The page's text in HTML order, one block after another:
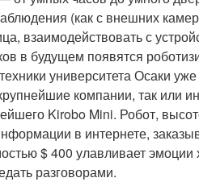
(как с внешних
взаимодействовать с
в будущем появятся
университета Осаки
компании, так или
Kirobo Mini. Робот,
в интернете,
$ 400 улавливает эмоции
разговорами.